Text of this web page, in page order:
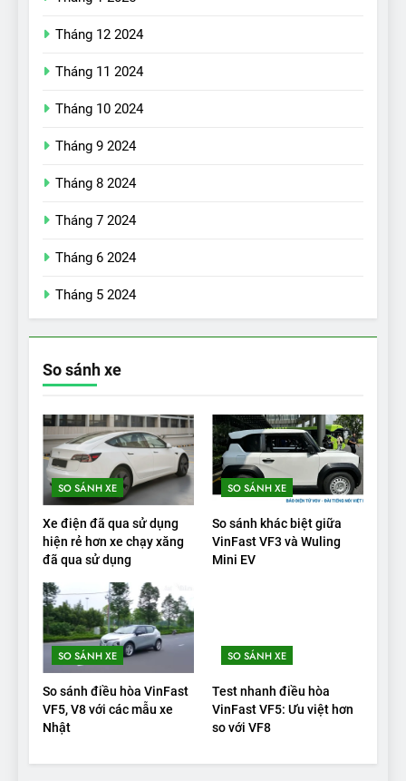
Tháng 12 2024
Tháng 11 2024
Tháng 10 2024
Tháng 9 2024
Tháng 8 2024
Tháng 7 2024
Tháng 6 2024
Tháng 5 2024
So sánh xe
SO SÁNH XE
Xe điện đã qua sử dụng
hiện rẻ hơn xe chạy xăng
đã qua sử dụng
SO SÁNH XE
So sánh khác biệt giữa
VinFast VF3 và Wuling
Mini EV
SO SÁNH XE
So sánh điều hòa VinFast
VF5, V8 với các mẫu xe
Nhật
SO SÁNH XE
Test nhanh điều hòa
VinFast VF5: Ưu việt hơn
so với VF8
chỉ có trên VinFast VF8
VinFast VF9 có gì để cạnh
tranh với các xe xăng cùng
tầm giá?
ĐÁNH GIÁ XE
20
Đánh giá: Người đam mê xe
điện Hyundai Ioniq 5 N 2025
1
Xe tốt nhất để mua năm
2025: Green Car Reports
nêu tên 5 người vào chung
kết – Mỹ
ĐÁNH GIÁ XE